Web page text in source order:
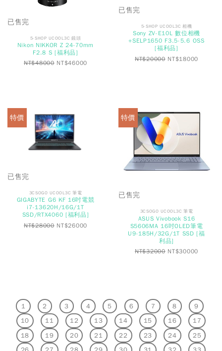
已售完
5-SHOP UCOOL3C 鏡頭
Nikon NIKKOR Z 24-70mm
F2.8 S [福利品]
NT$48000 NT$46000
已售完
5-SHOP UCOOL3C 相機
Sony ZV-E10L 數位相機
+SELP1650 F3.5-5.6 OSS
[福利品]
NT$20000 NT$18000
特價
已售完
3CSOGO UCOOL3C 筆電
GIGABYTE G6 KF 16吋電競
i7-13620H/16G/1T
SSD/RTX4060 [福利品]
NT$28000 NT$26000
特價
已售完
3CSOGO UCOOL3C 筆電
ASUS Vivobook S16
S5606MA 16吋OLED筆電
U9-185H/32G/1T SSD [福
利品]
NT$32000 NT$30000
1 2 3 4 5 6 7 8
9
10
11 12 13 14 15 16
17
18
19 20 21 22 23 24
25